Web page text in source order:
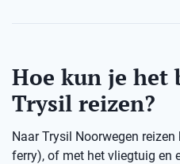
Hoe kun je het
Trysil reizen?
Naar Trysil Noorwegen
ferry), of met het vliegtuig en